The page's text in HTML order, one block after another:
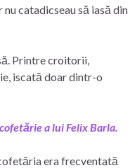
catadicseau să iasă din
Printre croitorii,
iscată doar dintr-o
a lui Felix Barla.
era frecventată